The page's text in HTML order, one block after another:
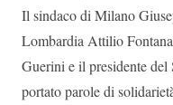
Il sindaco di Milano
Lombardia Attilio
Guerini e il presidente del
portato parole di